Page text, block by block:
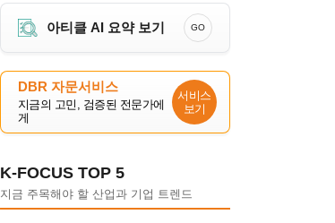
아티클 AI 요약 보기 GO
DBR 자문서비스
지금의 고민, 검증된 전문가에
게
서비스
보기
K-FOCUS TOP 5
지금 주목해야 할 산업과 기업 트렌드